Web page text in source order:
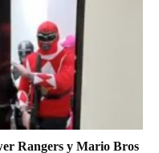
Rangers y Mario Bros